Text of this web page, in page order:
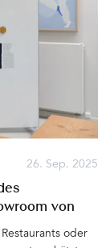
26. Sep. 2025
von
oder